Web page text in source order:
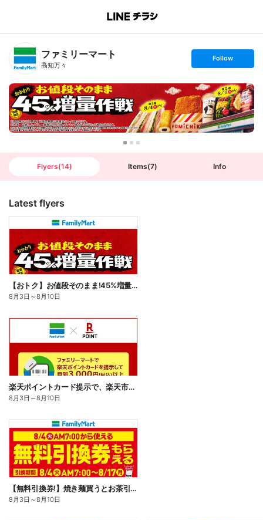
B
n
T
ファミリーマート
高知万々
s
t
o
l
l
o
w
Follow
Flyers(14) Items(7) Info
Latest flyers
【おトク】お値段そのまま!45%増量作戦!
8月3日 ～8月10日
楽天ポイントカード提示で、楽天市場でのお買い物がおトクに!
8月3日 ～8月10日
【無料引換券!】焼き麺買うとお茶引換券貰える!
8月3日 ～8月10日